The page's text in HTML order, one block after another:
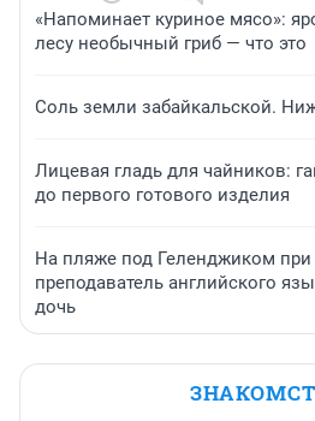
«Напоминает куриное мясо»:
лесу необычный гриб — что это
Соль земли забайкальской.
Лицевая гладь для чайников:
до первого готового изделия
На пляже под Геленджиком
преподаватель английского
дочь